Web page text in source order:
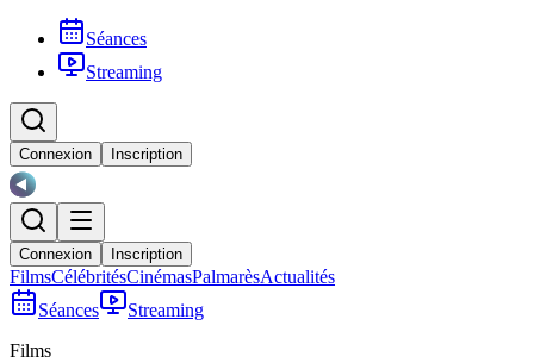
Séances
Streaming
Connexion Inscription
Connexion Inscription
FilmsCélébritésCinémasPalmarèsActualités
Séances
Streaming
Films